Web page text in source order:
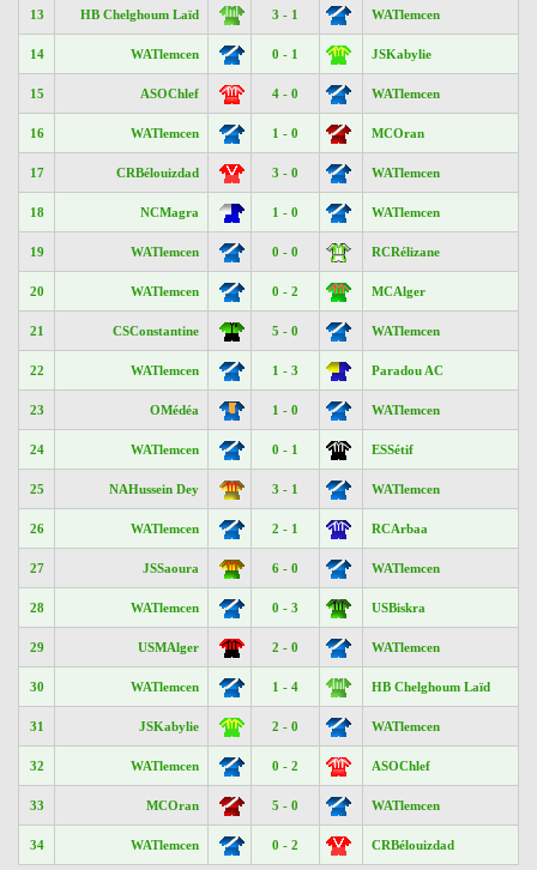
13 HB Chelghoum Laïd 3 - 1 WATlemcen
14 WATlemcen 0 - 1 JSKabylie
15 ASOChlef 4 - 0 WATlemcen
16 WATlemcen 1 - 0 MCOran
17 CRBélouizdad 3 - 0 WATlemcen
18 NCMagra 1 - 0 WATlemcen
19 WATlemcen 0 - 0 RCRélizane
20 WATlemcen 0 - 2 MCAlger
21 CSConstantine 5 - 0 WATlemcen
22 WATlemcen 1 - 3 Paradou AC
23 OMédéa 1 - 0 WATlemcen
24 WATlemcen 0 - 1 ESSétif
25 NAHussein Dey 3 - 1 WATlemcen
26 WATlemcen 2 - 1 RCArbaa
27 JSSaoura 6 - 0 WATlemcen
28 WATlemcen 0 - 3 USBiskra
29 USMAlger 2 - 0 WATlemcen
30 WATlemcen 1 - 4 HB Chelghoum Laïd
31 JSKabylie 2 - 0 WATlemcen
32 WATlemcen 0 - 2 ASOChlef
33 MCOran 5 - 0 WATlemcen
34 WATlemcen 0 - 2 CRBélouizdad